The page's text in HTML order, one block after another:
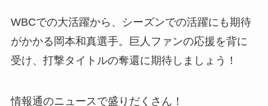
WBCでの大活躍から、シーズンでの活躍にも期待
がかかる岡本和真選手。巨人ファンの応援を背に
受け、打撃タイトルの奪還に期待しましょう！
情報通のニュースで盛りだくさん！